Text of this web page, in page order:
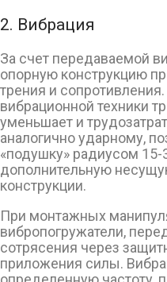
2. Вибрация
За счет передаваемой
опорную конструкцию
трения и
вибрационной техники
уменьшает и
аналогично ударному,
«подушку» радиусом
дополнительную
конструкции.
При монтажных
вибропогружатели,
сотрясения через
приложения силы.